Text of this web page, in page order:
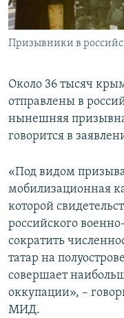
ELIFBE
УКРАИНСКАЯ
Призывники в
Около 36 тысяч
отправлены в
нынешняя
говорится в
«Под видом
мобилизационная
которой
российского
сократить
татар на
совершает
оккупации», –
МИД.